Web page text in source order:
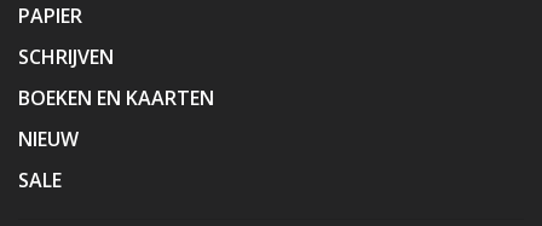
PAPIER
SCHRIJVEN
BOEKEN EN KAARTEN
NIEUW
SALE